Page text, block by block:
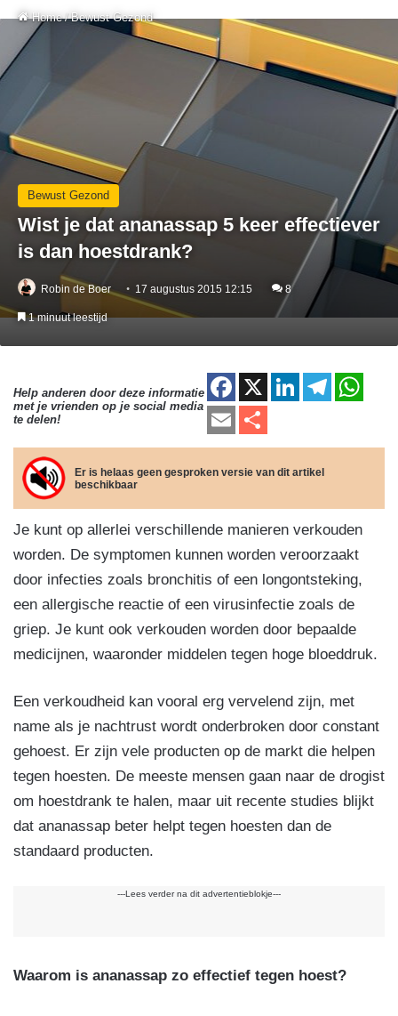
Home / Bewust Gezond
Bewust Gezond
Wist je dat ananassap 5 keer effectiever
is dan hoestdrank?
Robin de Boer 17 augustus 2015 12:15 8
1 minuut leestijd
Help anderen door deze informatie
met je vrienden op je social media
te delen!
F
a
c
e
b
o
o
k
X
Li
k
e
dI
n
T
e
a
m
at
A
E
m
ail
el
e
n
Er is helaas geen gesproken versie van dit artikel
beschikbaar
Je kunt op allerlei verschillende manieren verkouden
worden. De symptomen kunnen worden veroorzaakt
door infecties zoals bronchitis of een longontsteking,
een allergische reactie of een virusinfectie zoals de
griep. Je kunt ook verkouden worden door bepaalde
medicijnen, waaronder middelen tegen hoge bloeddruk.
Een verkoudheid kan vooral erg vervelend zijn, met
name als je nachtrust wordt onderbroken door constant
gehoest. Er zijn vele producten op de markt die helpen
tegen hoesten. De meeste mensen gaan naar de drogist
om hoestdrank te halen, maar uit recente studies blijkt
dat ananassap beter helpt tegen hoesten dan de
standaard producten.
---Lees verder na dit advertentieblokje---
Waarom is ananassap zo effectief tegen hoest?